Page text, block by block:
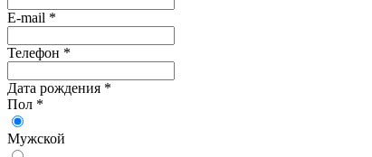
E-mail *
Телефон *
Дата рождения *
Пол *
Мужской